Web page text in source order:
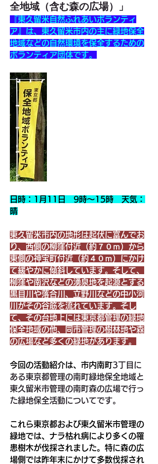
全地域（含む森の広場）」
『東久留米自然ふれあいボランティ
ア』は、東久留米市内の主に緑地保全
地域などの自然環境を保全するための
ボランティア団体です。
日時：1月11日　9時～15時　天気：
晴
東久留米市内の地形は起伏に富んでお
り、西側の柳窪付近（約７０ｍ）から
東側の神宝町付近（約４０ｍ）にかけ
て緩やかに傾斜しています。そして、
柳窪や南沢などの湧泉地を起源とする
黒目川や落合川、立野川などの中小河
川がその谷筋を流れています。そし
て、その台地上には東京都管理の緑地
保全地域の他、同市管理の樹林地や森
の広場など多くの緑地があります。
今回の活動紹介は、市内南町3丁目に
ある東京都管理の南町緑地保全地域と
東久留米市管理の南町森の広場で行っ
た緑地保全活動についてです。
これら東京都および東久留米市管理の
緑地では、ナラ枯れ病により多くの罹
患樹木が伐採されました。特に森の広
場側では昨年末にかけて多数伐採され